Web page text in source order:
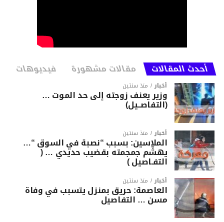
أحدث المقالات مقالات مشهورة فيديوهات
أخبار منذ سنتين
وزير يعنف زوجته إلى حد الموت …
(التفاصــيل)
أخبار منذ سنتين
الملاسين: بسبب “نصبة في السوق “…
يهشّم جمجمته بقضيب حديدي … (
التفـاصيل )
أخبار منذ سنتين
العاصمة: حريق بمنزل يتسبب في وفاة
مسن … التفاصيل